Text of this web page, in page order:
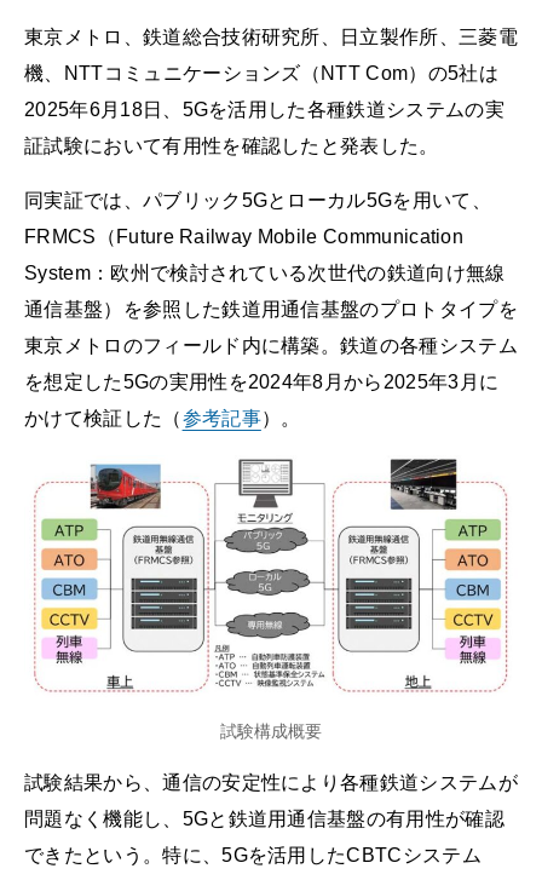
東京メトロ、鉄道総合技術研究所、日立製作所、三菱電
機、NTTコミュニケーションズ（NTT Com）の5社は
2025年6月18日、5Gを活用した各種鉄道システムの実
証試験において有用性を確認したと発表した。
同実証では、パブリック5Gとローカル5Gを用いて、
FRMCS（Future Railway Mobile Communication
System：欧州で検討されている次世代の鉄道向け無線
通信基盤）を参照した鉄道用通信基盤のプロトタイプを
東京メトロのフィールド内に構築。鉄道の各種システム
を想定した5Gの実用性を2024年8月から2025年3月に
かけて検証した（参考記事）。
試験構成概要
試験結果から、通信の安定性により各種鉄道システムが
問題なく機能し、5Gと鉄道用通信基盤の有用性が確認
できたという。特に、5Gを活用したCBTCシステム